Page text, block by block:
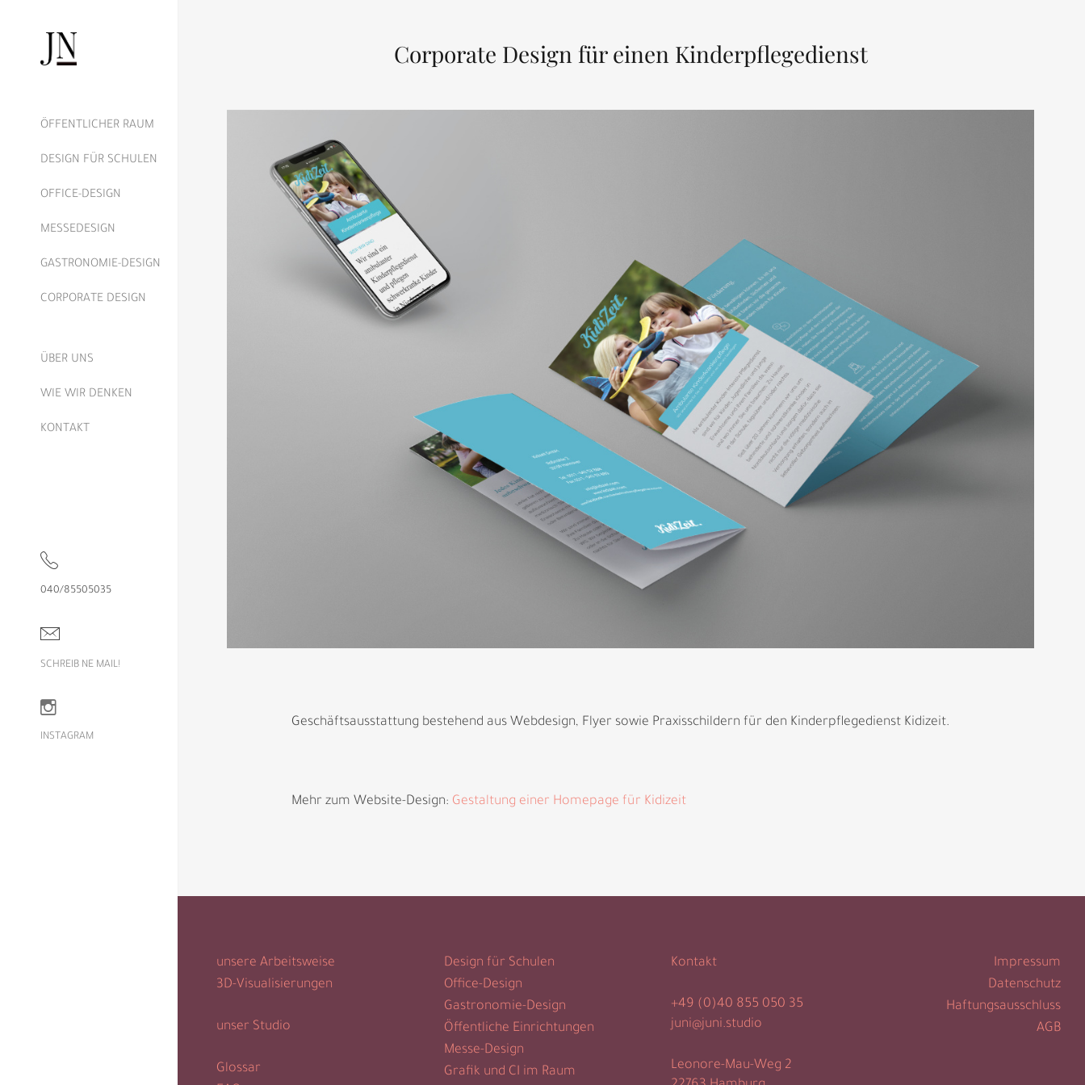
ÖFFENTLICHER RAUM
DESIGN FÜR SCHULEN
OFFICE-DESIGN
MESSEDESIGN
GASTRONOMIE-DESIGN
CORPORATE DESIGN
ÜBER UNS
WIE WIR DENKEN
KONTAKT
040/85505035
SCHREIB NE MAIL!
INSTAGRAM
Corporate Design für einen Kinderpflegedienst
Geschäftsausstattung bestehend aus Webdesign, Flyer sowie Praxisschildern für den Kinderpflegedienst Kidizeit.
Mehr zum Website-Design: Gestaltung einer Homepage für Kidizeit
unsere Arbeitsweise
3D-Visualisierungen
unser Studio
Glossar
Design für Schulen
Office-Design
Gastronomie-Design
Öffentliche Einrichtungen
Messe-Design
Grafik und CI im Raum
Kontakt
+49 (0)40 855 050 35
juni@juni.studio
Leonore-Mau-Weg 2
Impressum
Datenschutz
Haftungsausschluss
AGB